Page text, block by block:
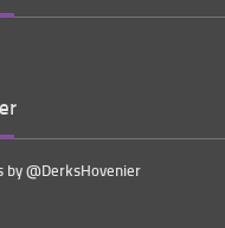
by @DerksHovenier